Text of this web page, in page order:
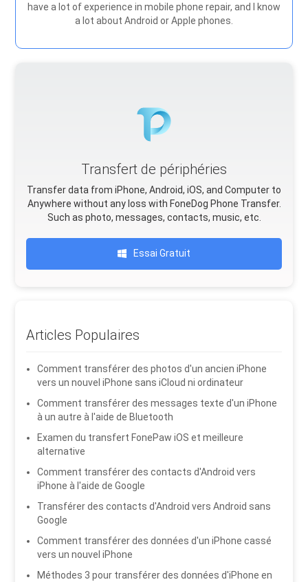
have a lot of experience in mobile phone repair, and I know
a lot about Android or Apple phones.
Transfert de périphéries
Transfer data from iPhone, Android, iOS, and Computer to
Anywhere without any loss with FoneDog Phone Transfer.
Such as photo, messages, contacts, music, etc.
Essai Gratuit
Articles Populaires
Comment transférer des photos d'un ancien iPhone
vers un nouvel iPhone sans iCloud ni ordinateur
Comment transférer des messages texte d'un iPhone
à un autre à l'aide de Bluetooth
Examen du transfert FonePaw iOS et meilleure
alternative
Comment transférer des contacts d'Android vers
iPhone à l'aide de Google
Transférer des contacts d'Android vers Android sans
Google
Comment transférer des données d'un iPhone cassé
vers un nouvel iPhone
Méthodes 3 pour transférer des données d'iPhone en